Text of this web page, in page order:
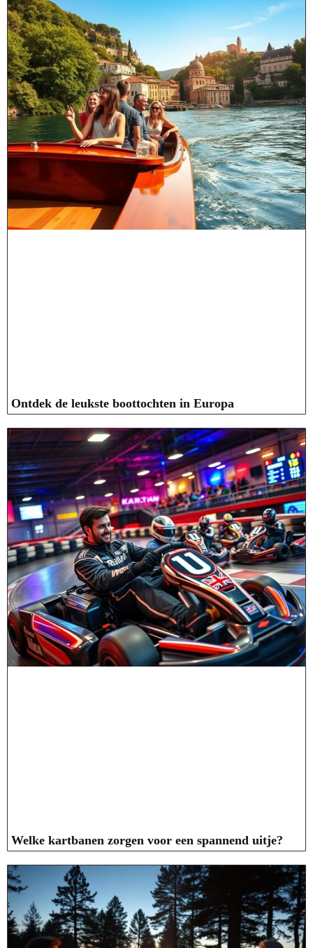
Ontdek de leukste boottochten in Europa
Welke kartbanen zorgen voor een spannend uitje?